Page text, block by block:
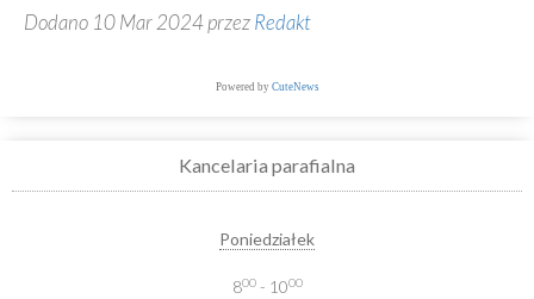
Dodano 10 Mar 2024 przezRedakt
Powered by CuteNews
Kancelaria parafialna
Poniedziałek
800- 1000